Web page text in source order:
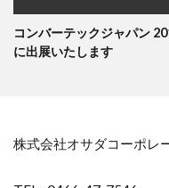
コンバーテックジャパン
に出展いたします
株式会社オサダコーポレ